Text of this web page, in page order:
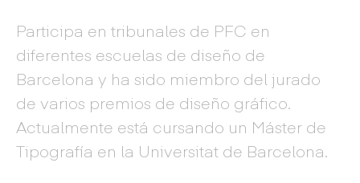
Participa en tribunales de PFC en
diferentes escuelas de diseño de
Barcelona y ha sido miembro del jurado
de varios premios de diseño gráfico.
Actualmente está cursando un Máster de
Tipografía en la Universitat de Barcelona.